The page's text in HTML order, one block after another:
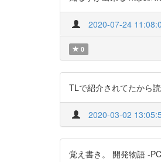
2020-07-24
0
TLで紹介されてたから
2020-03-02
覚え書き。 開発物語 -